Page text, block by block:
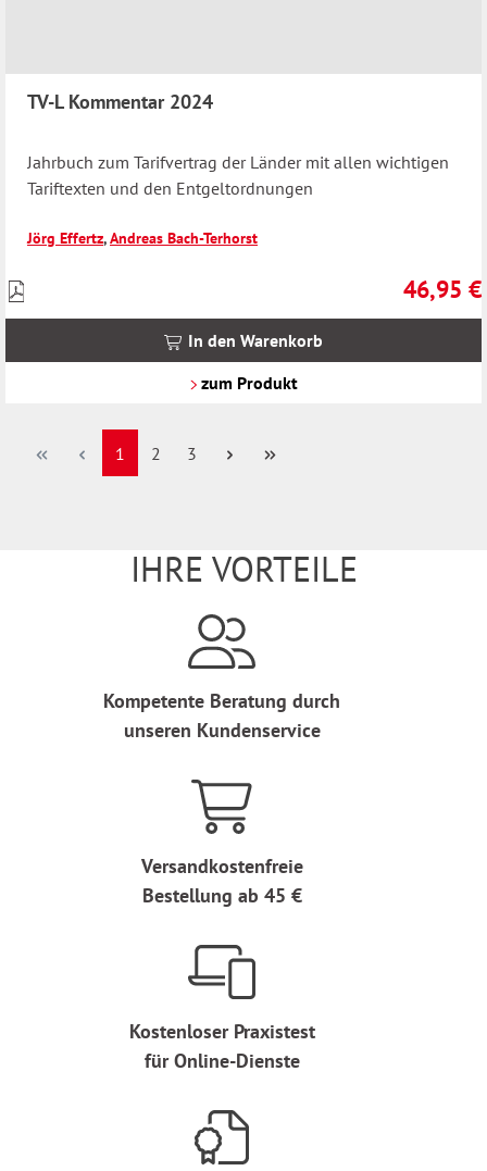
TV-L Kommentar 2024
Jahrbuch zum Tarifvertrag der Länder mit allen wichtigen
Tariftexten und den Entgeltordnungen
Jörg Effertz,Andreas Bach-Terhorst
46,95 €
Preise
inkl.
In den Warenkorb
zum Produkt
Seite
1 Seite
2 Seite
3
IHRE VORTEILE
Kompetente Beratung durch
unseren Kundenservice
Versandkostenfreie
Bestellung ab 45 €
Kostenloser Praxistest
für Online-Dienste